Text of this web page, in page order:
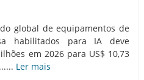
global de equipamentos de
habilitados para IA deve
em 2026 para US$ 10,73
Ler mais